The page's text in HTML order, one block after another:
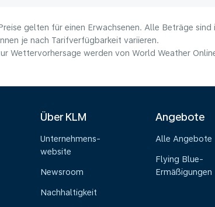
gelten für einen Erwachsenen. Alle Beträge
je nach Tarifverfügbarkeit variieren.
Wettervorhersage werden von World Weather
Über KLM
Unternehmens-
website
Newsroom
Nachhaltigkeit
Angebote
Alle Angebote
Flying Blue-
Ermäßigungen